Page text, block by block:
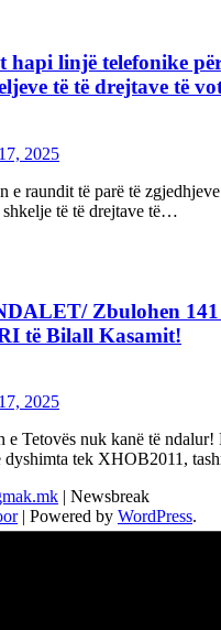
hapi linjë telefonike
të të drejtave të
2025
e raundit të parë të
të të drejtave të…
Zbulohen
të Bilall Kasamit!
2025
e Tetovës nuk kanë të
dyshimta tek XHOB2011,
| Newsbreak
| Powered by WordPress.